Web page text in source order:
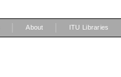
About ITU Libraries